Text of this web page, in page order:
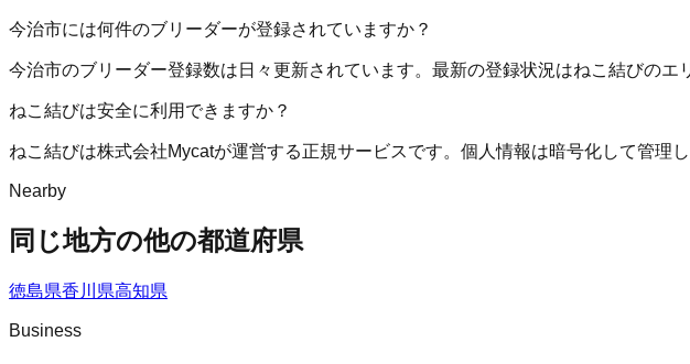
今治市には何件のブリーダーが登録されていますか？
今治市のブリーダー登録数は日々更新されています。最新の登録状況はねこ結びのエ
ねこ結びは安全に利用できますか？
ねこ結びは株式会社Mycatが運営する正規サービスです。個人情報は暗号化して管理
Nearby
同じ地方の他の都道府県
徳島県香川県高知県
Business